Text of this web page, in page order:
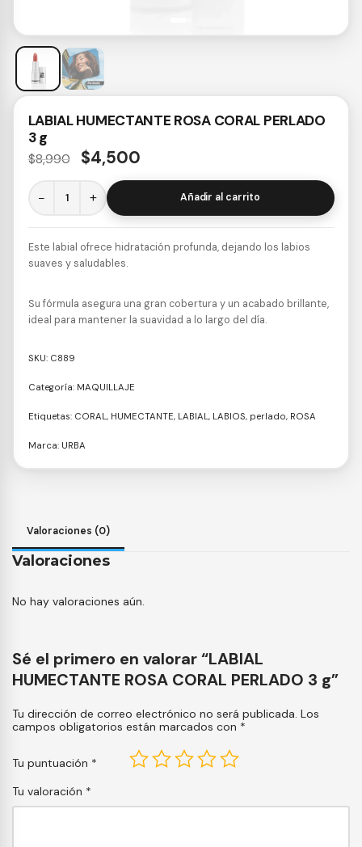
LABIAL HUMECTANTE ROSA CORAL PERLADO
3 g
$8,990 $4,500
− + Añadir al carrito
Este labial ofrece hidratación profunda, dejando los labios
suaves y saludables.
Su fórmula asegura una gran cobertura y un acabado brillante,
ideal para mantener la suavidad a lo largo del día.
SKU: C889
Categoría: MAQUILLAJE
Etiquetas: CORAL, HUMECTANTE, LABIAL, LABIOS, perlado, ROSA
Marca: URBA
Valoraciones (0)
Valoraciones
No hay valoraciones aún.
Sé el primero en valorar “LABIAL
HUMECTANTE ROSA CORAL PERLADO 3 g”
Tu dirección de correo electrónico no será publicada. Los
campos obligatorios están marcados con *
Tu puntuación *
Tu valoración *